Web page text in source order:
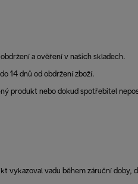
a ověření v našich skladech.
14 dnů od obdržení zboží.
produkt nebo dokud spotřebitel
vykazoval vadu během záruční